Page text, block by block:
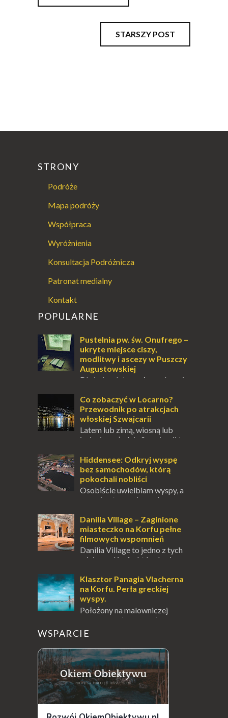
STARSZY POST
STRONY
Podróże
Mapa podróży
Współpraca
Wyróżnienia
Konsultacja Podróżnicza
Patronat medialny
Kontakt
POPULARNE
Pustelnia pw. św. Onufrego –
ukryte miejsce ciszy,
modlitwy i ascezy w Puszczy
Augustowskiej
Dla jednych to może wydawać
przetrwania lub romantycznym życiem. Dla
innych to nieustanne przebywanie z B...
Co zobaczyć w Locarno?
Przewodnik po atrakcjach
włoskiej Szwajcarii
Latem lub zimą, wiosną lub
jesienią, południe Szwajcarii to
odwiedzić. Moja zimowa podróż do
Locarno gwara...
Hiddensee: Odkryj wyspę
bez samochodów, którą
pokochali nobliści
Osobiście uwielbiam wyspy, a
uczucie otoczenia wodą
pośrodku Bałtyku? To zawsze brzmi jak
doskonał...
Danilia Village – Zaginione
miasteczko na Korfu pełne
filmowych wspomnień
Danilia Village to jedno z tych
miejsc na Korfu, które kryje w
jest doskonale znane miłośnikom f...
Klasztor Panagia Vlacherna
na Korfu. Perła greckiej
wyspy.
Położony na malowniczej
wysepce, tuż obok półwyspu
Kanoni, Święty Klasztor Panagia Vlacherna
jest jednym z najbardziej rozpoznawalnych
symbo...
WSPARCIE